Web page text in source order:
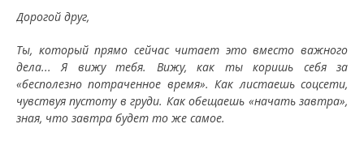
Дорогой друг,
Ты, который прямо сейчас читает это вместо важного
дела... Я вижу тебя. Вижу, как ты коришь себя за
«бесполезно потраченное время». Как листаешь соцсети,
чувствуя пустоту в груди. Как обещаешь «начать завтра»,
зная, что завтра будет то же самое.